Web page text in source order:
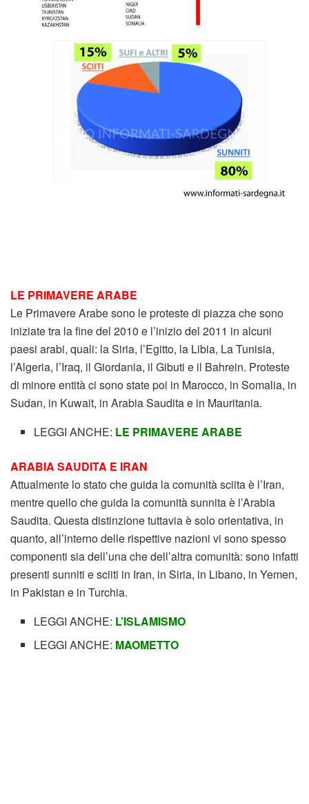
LE PRIMAVERE ARABE
Le Primavere Arabe sono le proteste di piazza che sono
iniziate tra la fine del 2010 e l’inizio del 2011 in alcuni
paesi arabi, quali: la Siria, l’Egitto, la Libia, La Tunisia,
l’Algeria, l’Iraq, il Giordania, il Gibuti e il Bahrein. Proteste
di minore entità ci sono state poi in Marocco, in Somalia, in
Sudan, in Kuwait, in Arabia Saudita e in Mauritania.
LEGGI ANCHE: LE PRIMAVERE ARABE
ARABIA SAUDITA E IRAN
Attualmente lo stato che guida la comunità sciita è l’Iran,
mentre quello che guida la comunità sunnita è l’Arabia
Saudita. Questa distinzione tuttavia è solo orientativa, in
quanto, all’interno delle rispettive nazioni vi sono spesso
componenti sia dell’una che dell’altra comunità: sono infatti
presenti sunniti e sciiti in Iran, in Siria, in Libano, in Yemen,
in Pakistan e in Turchia.
LEGGI ANCHE: L’ISLAMISMO
LEGGI ANCHE: MAOMETTO